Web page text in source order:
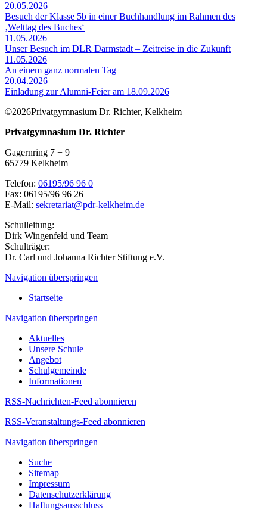
20.05.2026
Besuch der Klasse 5b in einer Buchhandlung im Rahmen des
‚Welttag des Buches‘
11.05.2026
Unser Besuch im DLR Darmstadt – Zeitreise in die Zukunft
11.05.2026
An einem ganz normalen Tag
20.04.2026
Einladung zur Alumni-Feier am 18.09.2026
©2026Privatgymnasium Dr. Richter, Kelkheim
Privatgymnasium Dr. Richter
Gagernring 7 + 9
65779 Kelkheim
Telefon: 06195/96 96 0
Fax: 06195/96 96 26
E-Mail: sekretariat@pdr-kelkheim.de
Schulleitung:
Dirk Wingenfeld und Team
Schulträger:
Dr. Carl und Johanna Richter Stiftung e.V.
Navigation überspringen
Startseite
Navigation überspringen
Aktuelles
Unsere Schule
Angebot
Schulgemeinde
Informationen
RSS-Nachrichten-Feed abonnieren
RSS-Veranstaltungs-Feed abonnieren
Navigation überspringen
Suche
Sitemap
Impressum
Datenschutzerklärung
Haftungsausschluss